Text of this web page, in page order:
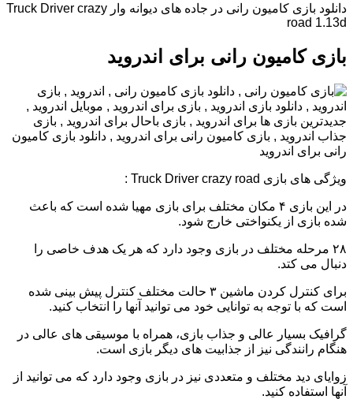
دانلود بازی کامیون رانی در جاده های دیوانه وار Truck Driver crazy
road 1.13d
بازی کامیون رانی برای اندروید
ویژگی های بازی Truck Driver crazy road :
در این بازی ۴ مکان مختلف برای بازی مهیا شده است که باعث
شده بازی از یکنواختی خارج شود.
۲۸ مرحله مختلف در بازی وجود دارد که هر یک هدف خاصی را
دنبال می کتد.
برای کنترل کردن ماشین ۳ حالت مختلف کنترل پیش بینی شده
است که با توجه به توانایی خود می توانید آنها را انتخاب کنید.
گرافیک بسیار عالی و جذاب بازی، همراه با موسیقی های عالی در
هنگام رانندگی نیز از جذابیت های دیگر بازی است.
زوایای دید مختلف و متعددی نیز در بازی وجود دارد که می توانید از
آنها استفاده کنید.